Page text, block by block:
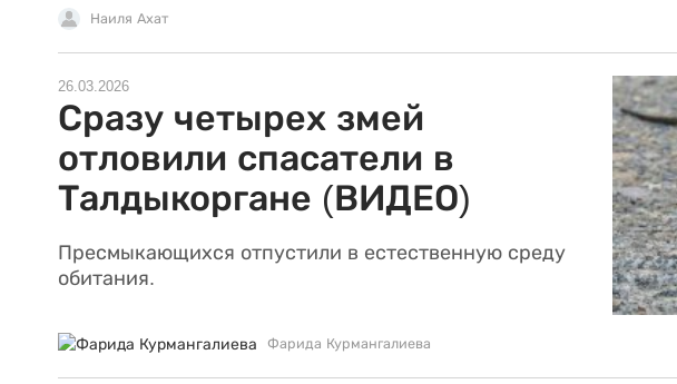
Наиля Ахат
26.03.2026
Сразу четырех змей
отловили спасатели в
Талдыкоргане (ВИДЕО)
Пресмыкающихся отпустили в естественную среду
обитания.
Фарида Курмангалиева